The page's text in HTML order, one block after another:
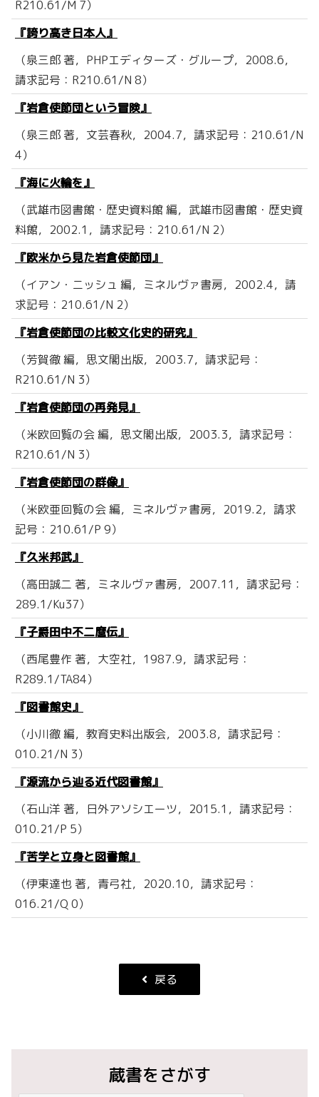
R210.61/M 7）
『誇り高き日本人』
（泉三郎 著，PHPエディターズ・グループ，2008.6，
請求記号：R210.61/N 8）
『岩倉使節団という冒険』
（泉三郎 著，文芸春秋，2004.7，請求記号：210.61/N
4）
『海に火輪を』
（武雄市図書館・歴史資料館 編，武雄市図書館・歴史資
料館，2002.1，請求記号：210.61/N 2）
『欧米から見た岩倉使節団』
（イアン・ニッシュ 編，ミネルヴァ書房，2002.4，請
求記号：210.61/N 2）
『岩倉使節団の比較文化史的研究』
（芳賀徹 編，思文閣出版，2003.7，請求記号：
R210.61/N 3）
『岩倉使節団の再発見』
（米欧回覧の会 編，思文閣出版，2003.3，請求記号：
R210.61/N 3）
『岩倉使節団の群像』
（米欧亜回覧の会 編，ミネルヴァ書房，2019.2，請求
記号：210.61/P 9）
『久米邦武』
（高田誠二 著，ミネルヴァ書房，2007.11，請求記号：
289.1/Ku37）
『子爵田中不二麿伝』
（西尾豊作 著，大空社，1987.9，請求記号：
R289.1/TA84）
『図書館史』
（小川徹 編，教育史料出版会，2003.8，請求記号：
010.21/N 3）
『源流から辿る近代図書館』
（石山洋 著，日外アソシエーツ，2015.1，請求記号：
010.21/P 5）
『苦学と立身と図書館』
（伊東達也 著，青弓社，2020.10，請求記号：
016.21/Q 0）
戻る
蔵書をさがす